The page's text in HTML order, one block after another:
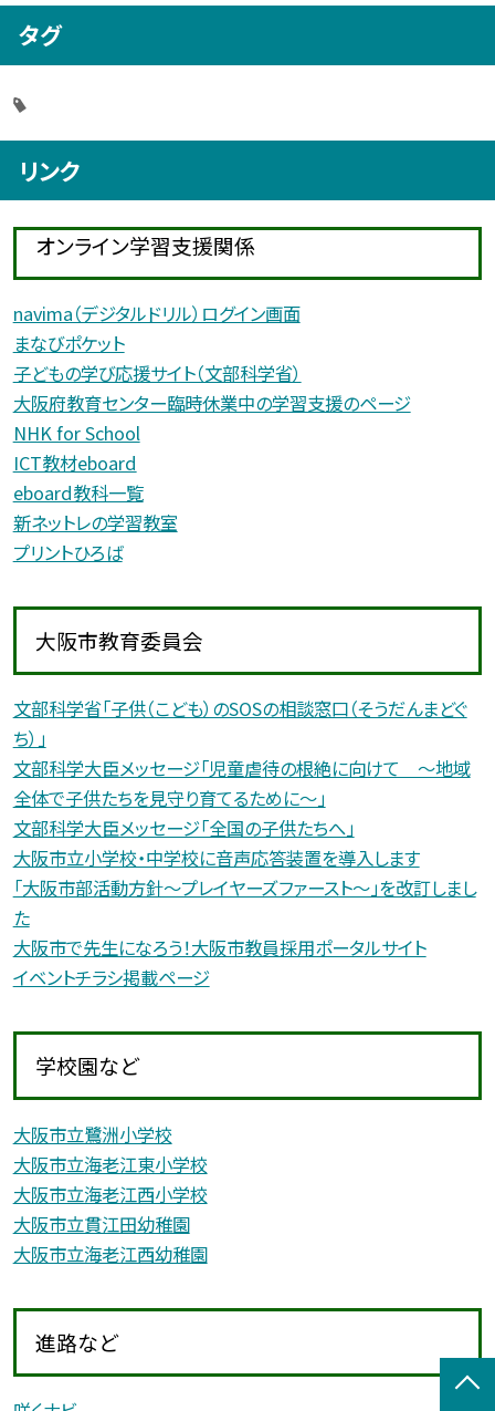
タグ
リンク
オンライン学習支援関係
navima（デジタルドリル）ログイン画面
まなびポケット
子どもの学び応援サイト（文部科学省）
大阪府教育センター臨時休業中の学習支援のページ
NHK for School
ICT教材eboard
eboard教科一覧
新ネットレの学習教室
プリントひろば
大阪市教育委員会
文部科学省「子供（こども）のSOSの相談窓口（そうだんまどぐ
ち）」
文部科学大臣メッセージ「児童虐待の根絶に向けて 〜地域
全体で子供たちを見守り育てるために〜」
文部科学大臣メッセージ「全国の子供たちへ」
大阪市立小学校・中学校に音声応答装置を導入します
「大阪市部活動方針〜プレイヤーズファースト〜」を改訂しまし
た
大阪市で先生になろう！大阪市教員採用ポータルサイト
イベントチラシ掲載ページ
学校園など
大阪市立鷺洲小学校
大阪市立海老江東小学校
大阪市立海老江西小学校
大阪市立貫江田幼稚園
大阪市立海老江西幼稚園
進路など